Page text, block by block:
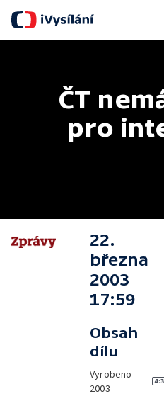
ČT
pro
22.
března
2003
17:59
Obsah
dílu
Vyrobeno
2003